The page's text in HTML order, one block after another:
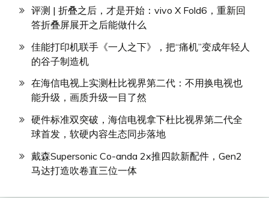
评测 | 折叠之后，才是开始：vivo X Fold6，重新回
答折叠屏展开之后能做什么
佳能打印机联手《一人之下》，把“痛机”变成年轻人
的谷子制造机
在海信电视上实测杜比视界第二代：不用换电视也
能升级，画质升级一目了然
硬件标准双突破，海信电视拿下杜比视界第二代全
球首发，软硬内容生态同步落地
戴森Supersonic Co-anda 2x推四款新配件，Gen2
马达打造吹卷直三位一体